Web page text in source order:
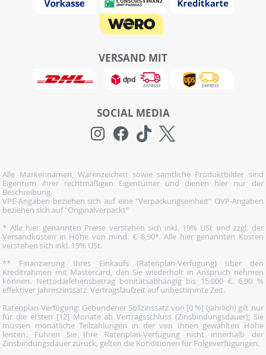
VERSAND MIT
SOCIAL MEDIA
Alle Markennamen, Warenzeichen sowie sämtliche Produktbilder sind
Eigentum ihrer rechtmäßigen Eigentümer und dienen hier nur der
Beschreibung.
VPE-Angaben beziehen sich auf eine "Verpackungseinheit" OVP-Angaben
beziehen sich auf "Originalverpackt"
* Alle hier genannten Preise verstehen sich inkl. 19% USt und zzgl. der
Versandkosten in Höhe von mind. € 8,90*. Alle hier genannten Kosten
verstehen sich inkl. 19% USt.
** Finanzierung Ihres Einkaufs (Ratenplan-Verfügung) über den
Kreditrahmen mit Mastercard, den Sie wiederholt in Anspruch nehmen
können. Nettodarlehensbetrag bonitätsabhängig bis 15.000 €. 6,90 %
effektiver Jahreszinssatz. Vertragslaufzeit auf unbestimmte Zeit.
Ratenplan-Verfügung: Gebundener Sollzinssatz von [0 %] (jährlich) gilt nur
für die ersten [12] Monate ab Vertragsschluss (Zinsbindungsdauer); Sie
müssen monatliche Teilzahlungen in der von Ihnen gewählten Höhe
leisten. Führen Sie Ihre Ratenplan-Verfügung nicht innerhalb der
Zinsbindungsdauer zurück, gelten die Konditionen für Folgeverfügungen.